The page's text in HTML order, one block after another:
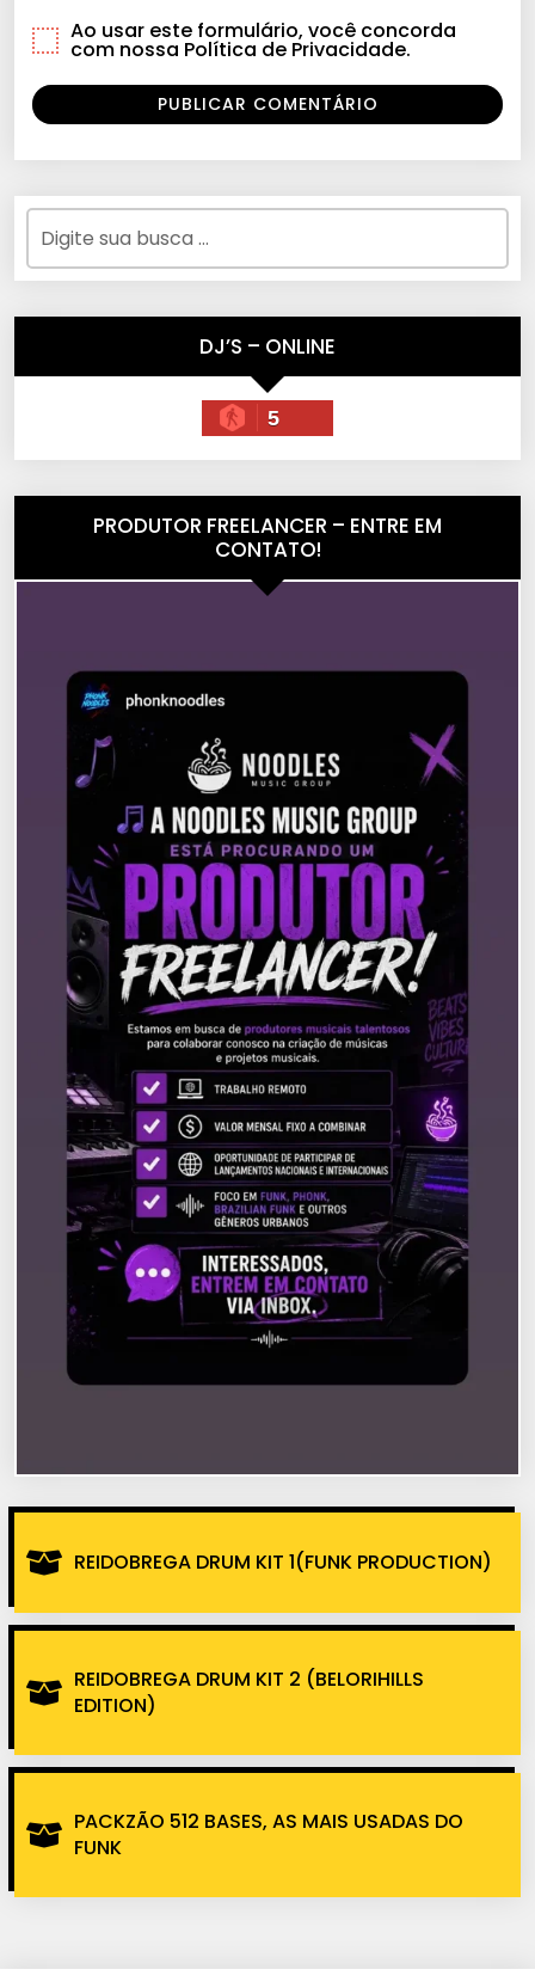
Ao usar este formulário, você concorda
com nossa Política de Privacidade.
DJ’S – ONLINE
5
PRODUTOR FREELANCER – ENTRE EM
CONTATO!
REIDOBREGA DRUM KIT 1(FUNK PRODUCTION)
REIDOBREGA DRUM KIT 2 (BELORIHILLS
EDITION)
PACKZÃO 512 BASES, AS MAIS USADAS DO
FUNK